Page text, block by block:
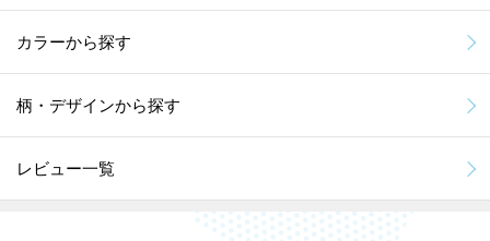
カラーから探す
柄・デザインから探す
レビュー一覧